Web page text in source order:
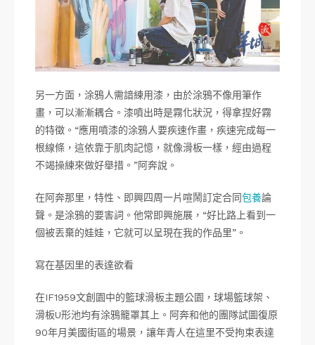
另一方面，涂鴉人需諳練用漆，由於涂鴉不像用筆作
畫，可以漸漸耦合。漆噴出時是霧化狀況，得拿捏好霧
的特徵。“應用噴漆的涂鴉人要疾速作畫，疾速完成每一
根線條，這依靠于肌肉記憶，就像滑板一樣，經由過程
不竭操練來做好舉措。”阿奔說。
在阿奔那里，特性、即興四周一片喧鬧訂定合同包養論
聲。是涂鴉的要害詞。他常即興施展，“好比路上看到一
個被丟棄的娃娃，它就可以呈現在我的作品里”。
寫在基因里的表達欲看
在IF1959文創園中的籃球滑板主題公園，球場籃球架、
滑板U形池均有涂鴉籠罩其上。阿奔和他的團隊試圖復原
90年月美國街區的場景，讓年青人在這里不受拘束表達